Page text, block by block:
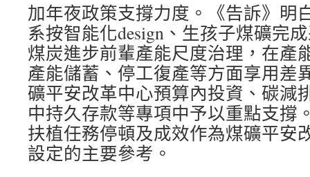
加年夜政策支撐力度。《告訴》明
系按智能化design、生孩子煤礦完
煤炭進步前輩產能尺度治理，在產
產能儲蓄、停工復產等方面享用差
礦平安改革中心預算內投資、碳減
中持久存款等專項中予以重點支撐
扶植任務停頓及成效作為煤礦平安
設定的主要參考。